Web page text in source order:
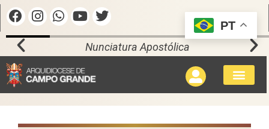
Nunciatura Apostólica
PT